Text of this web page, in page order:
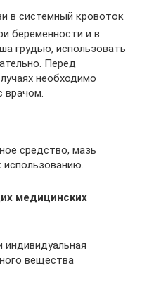
в системный кровоток
беременности и в
грудью, использовать
Перед
необходимо
врачом.
средство, мазь
использованию.
медицинских
индивидуальная
вещества